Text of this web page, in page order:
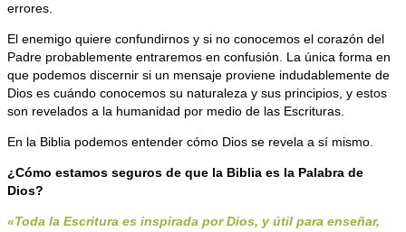
errores.
El enemigo quiere confundirnos y si no conocemos el corazón del
Padre probablemente entraremos en confusión. La única forma en
que podemos discernir si un mensaje proviene indudablemente de
Dios es cuándo conocemos su naturaleza y sus principios, y estos
son revelados a la humanidad por medio de las Escrituras.
En la Biblia podemos entender cómo Dios se revela a sí mismo.
¿Cómo estamos seguros de que la Biblia es la Palabra de
Dios?
«Toda la Escritura es inspirada por Dios, y útil para enseñar,